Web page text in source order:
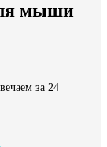
мыши
за 24